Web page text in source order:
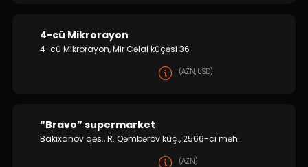
4-cü Mikrorayon
4-cü Mikrorayon, Mir Cəlal küçəsi 36
(AZN, USD)
“Bravo” supermarket
Bakıxanov qəs., R. Qəmbərov küç., 2566-cı məh.
(AZN)